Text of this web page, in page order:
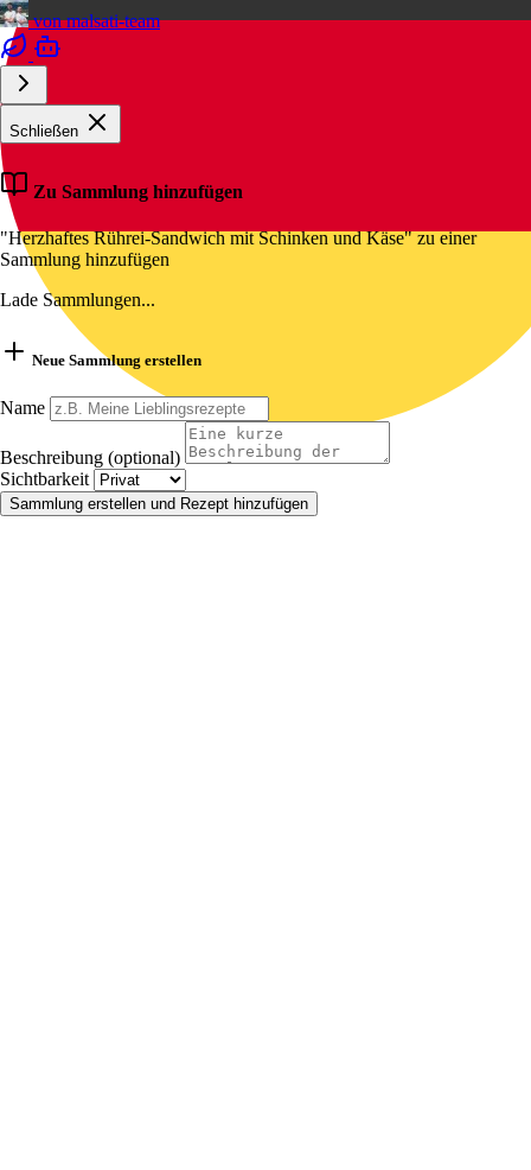
von malsati-team
Schließen
Zu Sammlung hinzufügen
"Herzhaftes Rührei-Sandwich mit Schinken und Käse" zu einer
Sammlung hinzufügen
Lade Sammlungen...
Neue Sammlung erstellen
Name
Beschreibung (optional)
Sichtbarkeit
Sammlung erstellen und Rezept hinzufügen